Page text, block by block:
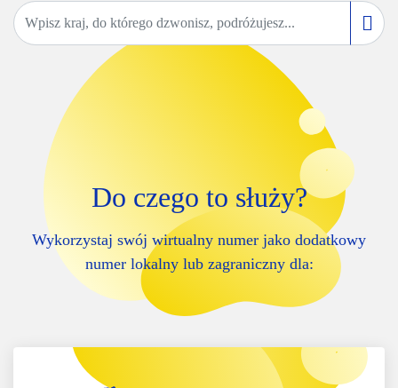
Do czego to służy?
Wykorzystaj swój wirtualny numer jako dodatkowy
numer lokalny lub zagraniczny dla: